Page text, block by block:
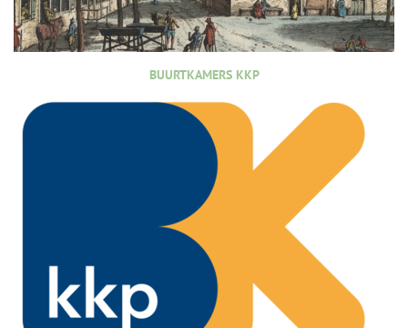
BUURTKAMERS KKP